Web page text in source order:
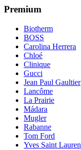
Premium
Biotherm
BOSS
Carolina Herrera
Chloé
Clinique
Gucci
Jean Paul Gaultier
Lancôme
La Prairie
Mádara
Mugler
Rabanne
Tom Ford
Yves Saint